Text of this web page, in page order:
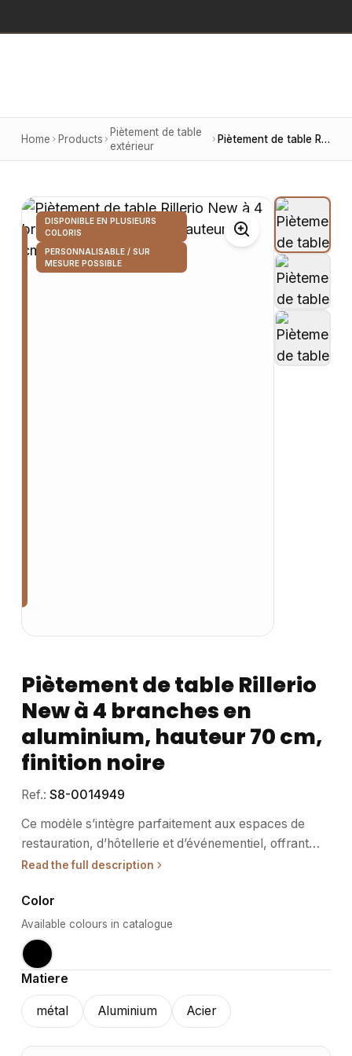
Home Products
Piètement de table
extérieur
Piètement de table Rillerio New à 4 branches en aluminium, hauteur 70 cm, finition noire
DISPONIBLE EN PLUSIEURS
COLORIS
PERSONNALISABLE / SUR
MESURE POSSIBLE
Piètement de table Rillerio
New à 4 branches en
aluminium, hauteur 70 cm,
finition noire
Ref.: S8-0014949
Ce modèle s’intègre parfaitement aux espaces de
restauration, d’hôtellerie et d’événementiel, offrant
une base stable et élégante pour différentes
pour les professionnels du secteur CHR et de
l’événementiel, ce piètement convient aussi bien pour
un usage intérieur qu’extérieur. Il supporte
efficacement des plateaux de tables de tailles
variées, s’adaptant aux environnements exigeants. Sa
robustesse et sa légèreté facilitent la mobilité et la
réorganisation des espaces. Idéal pour les
Read the full description
Color
Available colours in catalogue
Matiere
métal Aluminium Acier